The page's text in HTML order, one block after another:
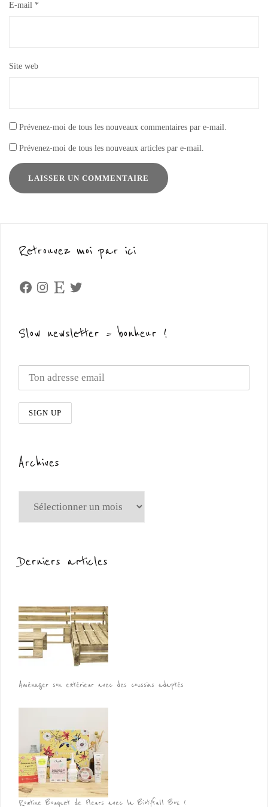
E-mail *
Site web
Prévenez-moi de tous les nouveaux commentaires par e-mail.
Prévenez-moi de tous les nouveaux articles par e-mail.
Retrouvez moi par ici
Facebook
Instagram
Etsy Twitter
Slow newsletter = bonheur !
Archives
Derniers articles
Aménager son extérieur avec des coussins adaptés
Routine Bouquet de Fleurs avec la Biotyfull Box !